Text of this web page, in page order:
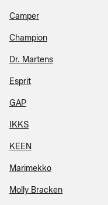
Camper
Champion
Dr. Martens
Esprit
GAP
IKKS
KEEN
Marimekko
Molly Bracken